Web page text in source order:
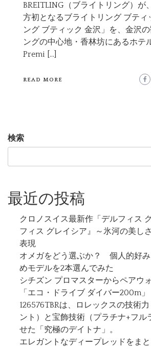
BREITLING（ブライトリング）が
方初となるブライトリング ブティ
ング ブティック 金沢」を、金沢
ングの中心地・香林坊にあるホテ
Premi […]
READ MORE
検索
最近の投稿
クロノスイス最新作「デルフィス
フィス グレイシア』～氷河の美し
表現
オメガをどう選ぶか？ 個人的好
めモデルを2本選んでみた
シチズン プロマスターからペアウ
「エコ・ドライブ ダイバー200m」
126576TBRは、ロレックスの技術力
ント）と宝飾技術（プラチナ+フル
せた「究極のデイトナ」。
エレガントなディープレッドをま